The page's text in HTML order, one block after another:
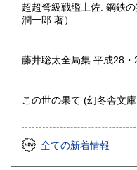
超超弩級戦艦土佐: 鋼鉄の宴
潤一郎 著）
全ての新着情報